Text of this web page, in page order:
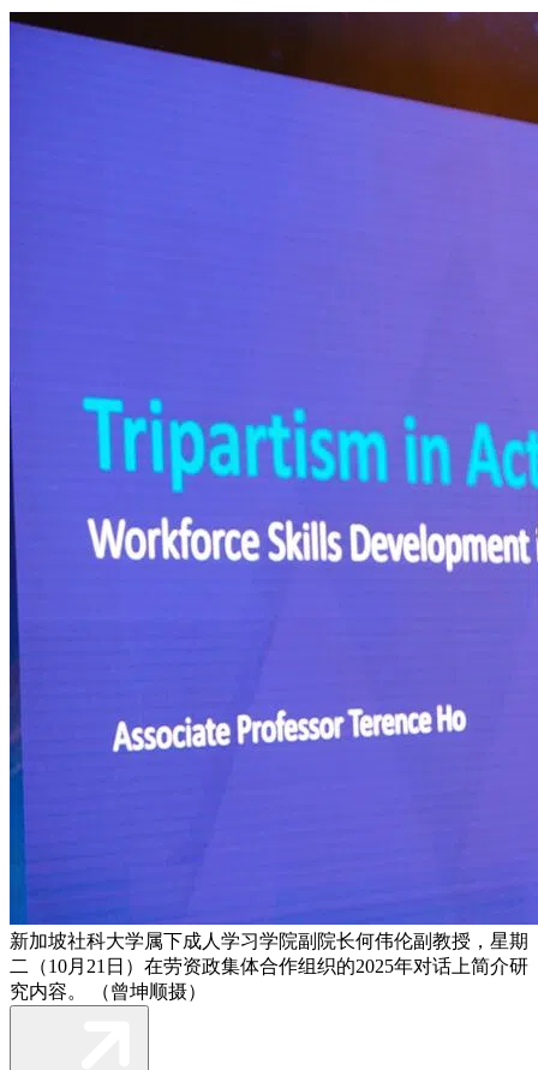
新加坡社科大学属下成人学习学院副院长何伟伦副教授，星期
二（10月21日）在劳资政集体合作组织的2025年对话上简介研
究内容。 （曾坤顺摄）